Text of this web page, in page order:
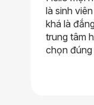
là sinh
khá là
trung tâm
chọn đúng